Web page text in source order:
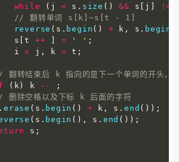
while
( j < s . size ( ) && s j !=
// 翻转单词 s[k]~s[t - 1]
reverse ( s . begin ( ) + k , s . begin
s
[t ++ = ' ' ;
i
= j , k = t ;
翻转结束后 k 指向的是下一个单词的开头，
( k ) k --
;
删除空格以及下标 k 后面的字符
.erase ( s . begin ( ) + k , s .end ( ) ) ;
( s . begin ( ) , s . end ( ) ) ;
s ;